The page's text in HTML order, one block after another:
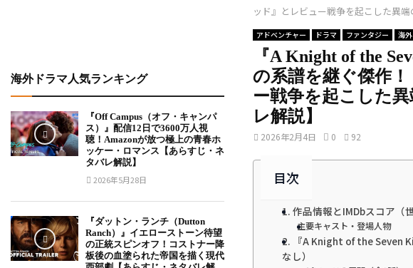
ッド』とレビュー戦争を起こした異
アドベンチャー ドラマ ファンタジー 海
『A Knight of the
の系譜を継ぐ傑作
ー戦争を起こした
レ解説】
2026年2月4日 0 92
目次
1. 作品情報とIMDbスコア（
主要キャスト・登場人物
2. 『A Knight of the Seven
なし）
海外ドラマ人気ランキング
『Off Campus（オフ・キャンパ
ス）』配信12日で3600万人視
聴！Amazonが放つ極上の青春ホ
ッケー・ロマンス【あらすじ・ネ
タバレ解説】
2026年5月28日
『ダットン・ランチ（Dutton
Ranch）』イエローストーン待望
の正統スピンオフ！コストナー降
板後の血塗られた帝国を描く現代